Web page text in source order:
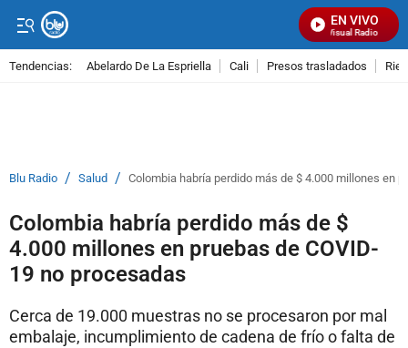
EN VIVO
Señal Visual Radio
Tendencias: Abelardo De La Espriella Cali Presos trasladados
Blu Radio / Salud / Colombia habría perdido más de $ 4.000 millones en
Colombia habría perdido más de $
4.000 millones en pruebas de COVID-
19 no procesadas
Cerca de 19.000 muestras no se procesaron por mal
embalaje, incumplimiento de cadena de frío o falta de